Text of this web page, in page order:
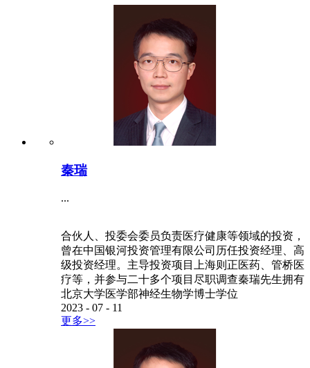
秦瑞
...
合伙人、投委会委员负责医疗健康等领域的投资，
曾在中国银河投资管理有限公司历任投资经理、高
级投资经理。主导投资项目上海则正医药、管桥医
疗等，并参与二十多个项目尽职调查秦瑞先生拥有
北京大学医学部神经生物学博士学位
2023 - 07 - 11
更多>>